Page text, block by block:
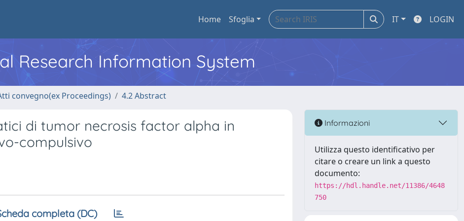
Home Sfoglia IT LOGIN
Research Information System
convegno(ex Proceedings) 4.2 Abstract
di tumor necrosis factor alpha in
compulsivo
completa (DC)
Informazioni
Utilizza questo identificativo per
citare o creare un link a questo
documento:
https://hdl.handle.net/11386/4648
750